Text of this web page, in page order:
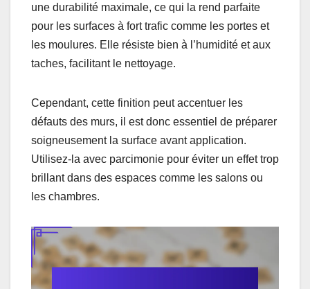
une durabilité maximale, ce qui la rend parfaite
pour les surfaces à fort trafic comme les portes et
les moulures. Elle résiste bien à l’humidité et aux
taches, facilitant le nettoyage.
Cependant, cette finition peut accentuer les
défauts des murs, il est donc essentiel de préparer
soigneusement la surface avant application.
Utilisez-la avec parcimonie pour éviter un effet trop
brillant dans des espaces comme les salons ou
les chambres.